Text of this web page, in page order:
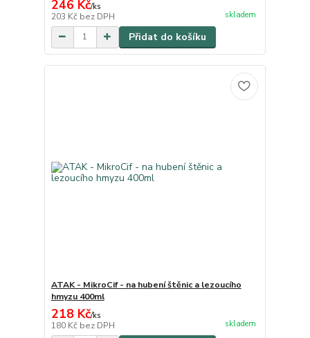
246 Kč/ks
203 Kč bez DPH skladem
Přidat do košíku
ATAK - MikroCif - na hubení štěnic a lezoucího
hmyzu 400ml
218 Kč/ks
180 Kč bez DPH skladem